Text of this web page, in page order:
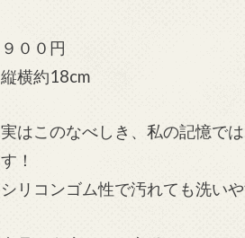
９００円
縦横約18cm
実はこのなべしき、私の記憶で
す！
シリコンゴム性で汚れても洗い